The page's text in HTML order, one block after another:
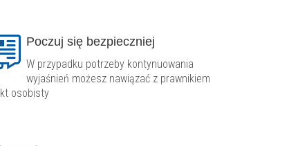
Poczuj się bezpieczniej
W przypadku potrzeby kontynuowania
wyjaśnień możesz nawiązać z prawnikiem
osobisty